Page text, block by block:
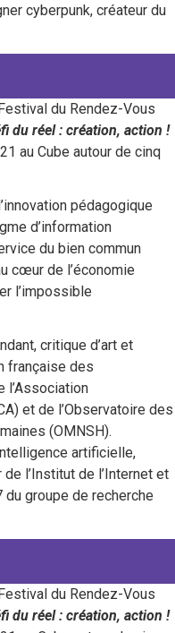
cyberpunk, créateur du
du Rendez-Vous
du réel : création, action !
au Cube autour de cinq
pédagogique
d’information
du bien commun
cœur de l’économie
l’impossible
critique d’art et
française des
l’Association
et de l’Observatoire des
(OMNSH).
artificielle,
l’Institut de l’Internet et
groupe de recherche
du Rendez-Vous
du réel : création, action !